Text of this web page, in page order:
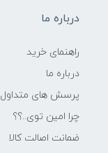
درباره ما
راهنمای خرید
درباره ما
پرسش های متداول
چرا امین توی..؟؟
ضمانت اصالت کالا